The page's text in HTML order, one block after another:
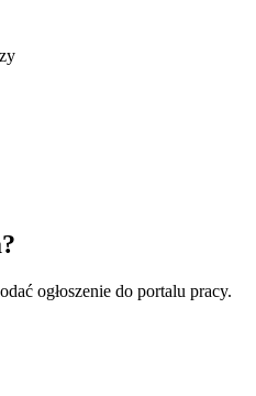
ogłoszenie do portalu pracy.